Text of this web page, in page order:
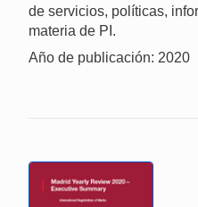
de servicios, políticas,
materia de PI.
Año de publicación: 2020